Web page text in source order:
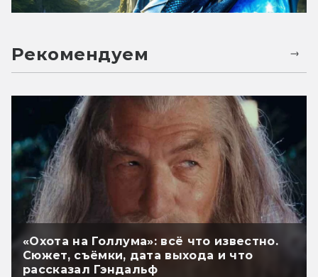
Рекомендуем
«Охота на Голлума»: всё что известно.
Сюжет, съёмки, дата выхода и что
рассказал Гэндальф